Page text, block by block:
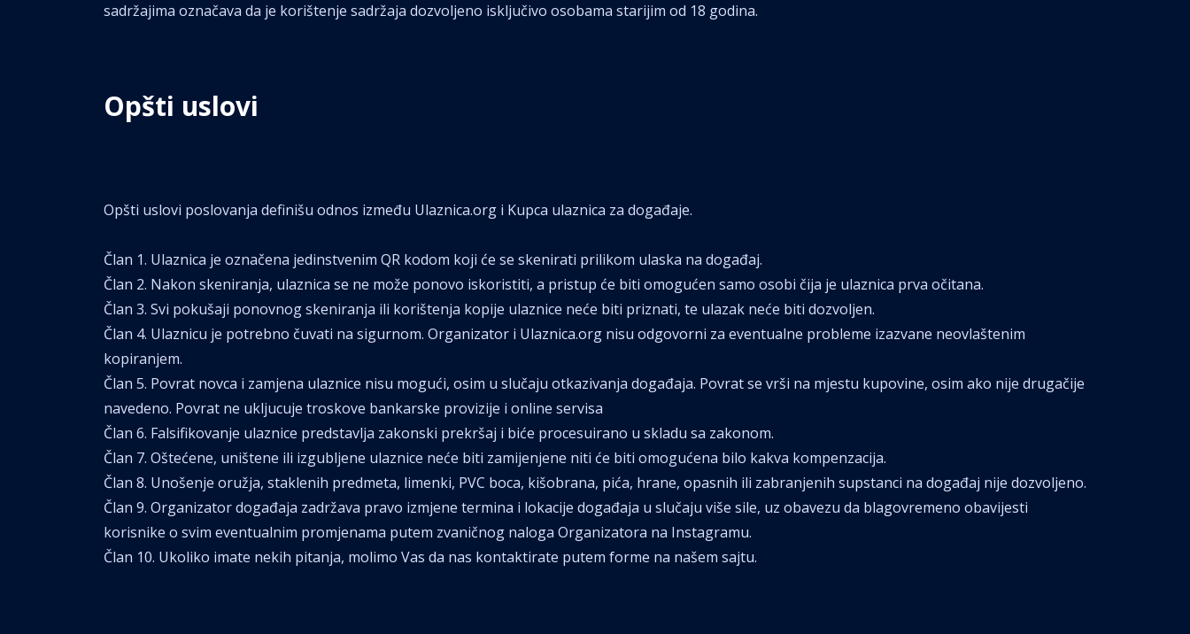
sadržajima označava da je korištenje sadržaja dozvoljeno isključivo osobama starijim od 18 godina.
Opšti uslovi
Opšti uslovi poslovanja definišu odnos između Ulaznica.org i Kupca ulaznica za događaje.
Član 1. Ulaznica je označena jedinstvenim QR kodom koji će se skenirati prilikom ulaska na događaj.
Član 2. Nakon skeniranja, ulaznica se ne može ponovo iskoristiti, a pristup će biti omogućen samo osobi čija je ulaznica prva očitana.
Član 3. Svi pokušaji ponovnog skeniranja ili korištenja kopije ulaznice neće biti priznati, te ulazak neće biti dozvoljen.
Član 4. Ulaznicu je potrebno čuvati na sigurnom. Organizator i Ulaznica.org nisu odgovorni za eventualne probleme izazvane neovlaštenim
kopiranjem.
Član 5. Povrat novca i zamjena ulaznice nisu mogući, osim u slučaju otkazivanja događaja. Povrat se vrši na mjestu kupovine, osim ako nije drugačije
navedeno. Povrat ne ukljucuje troskove bankarske provizije i online servisa
Član 6. Falsifikovanje ulaznice predstavlja zakonski prekršaj i biće procesuirano u skladu sa zakonom.
Član 7. Oštećene, uništene ili izgubljene ulaznice neće biti zamijenjene niti će biti omogućena bilo kakva kompenzacija.
Član 8. Unošenje oružja, staklenih predmeta, limenki, PVC boca, kišobrana, pića, hrane, opasnih ili zabranjenih supstanci na događaj nije dozvoljeno.
Član 9. Organizator događaja zadržava pravo izmjene termina i lokacije događaja u slučaju više sile, uz obavezu da blagovremeno obavijesti
korisnike o svim eventualnim promjenama putem zvaničnog naloga Organizatora na Instagramu.
Član 10. Ukoliko imate nekih pitanja, molimo Vas da nas kontaktirate putem forme na našem sajtu.